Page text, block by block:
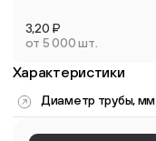
3,20 ₽
от 5 000 шт.
Характеристики
Диаметр трубы, мм